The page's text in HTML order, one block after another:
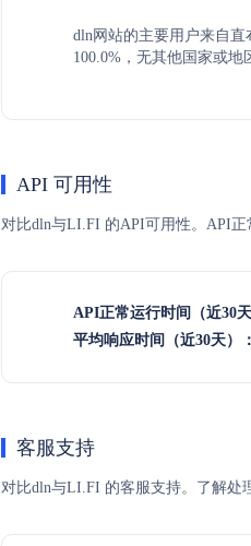
dln网站的主要用户来自
100.0%，无其他国家或地
API 可用性
对比dln与LI.FI 的API可用性。API正
API正常运行时间（近30
平均响应时间（近30天）
客服支持
对比dln与LI.FI 的客服支持。了解处